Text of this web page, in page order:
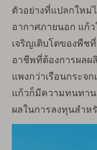
ตัวอย่างที่แปลกใหม่
อากาศภายนอก แก้ว
เจริญเติบโตของพืช
อาชีพที่ต้องการผลผ
แพงกว่าเรือนกระจ
แก้วก็มีความทนทาน
ผลในการลงทุนสำห